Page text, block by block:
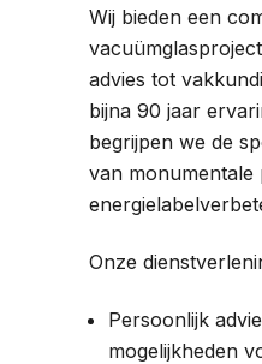
Wij bieden een
advies tot
bijna 90 jaar
begrijpen we de
van monumentale
Onze
Persoonlijk
mogelijkheden